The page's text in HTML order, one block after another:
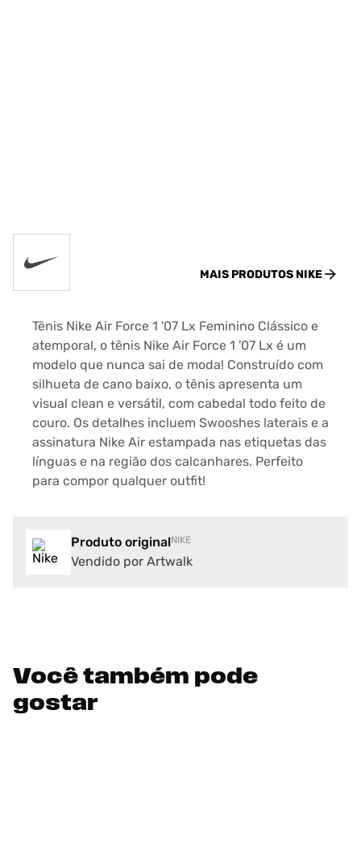
MAIS PRODUTOS NIKE
Tênis Nike Air Force 1 '07 Lx Feminino Clássico e
atemporal, o tênis Nike Air Force 1 '07 Lx é um
modelo que nunca sai de moda! Construído com
silhueta de cano baixo, o tênis apresenta um
visual clean e versátil, com cabedal todo feito de
couro. Os detalhes incluem Swooshes laterais e a
assinatura Nike Air estampada nas etiquetas das
línguas e na região dos calcanhares. Perfeito
para compor qualquer outfit!
Produto originalNIKE
Vendido por Artwalk
Você também pode
gostar